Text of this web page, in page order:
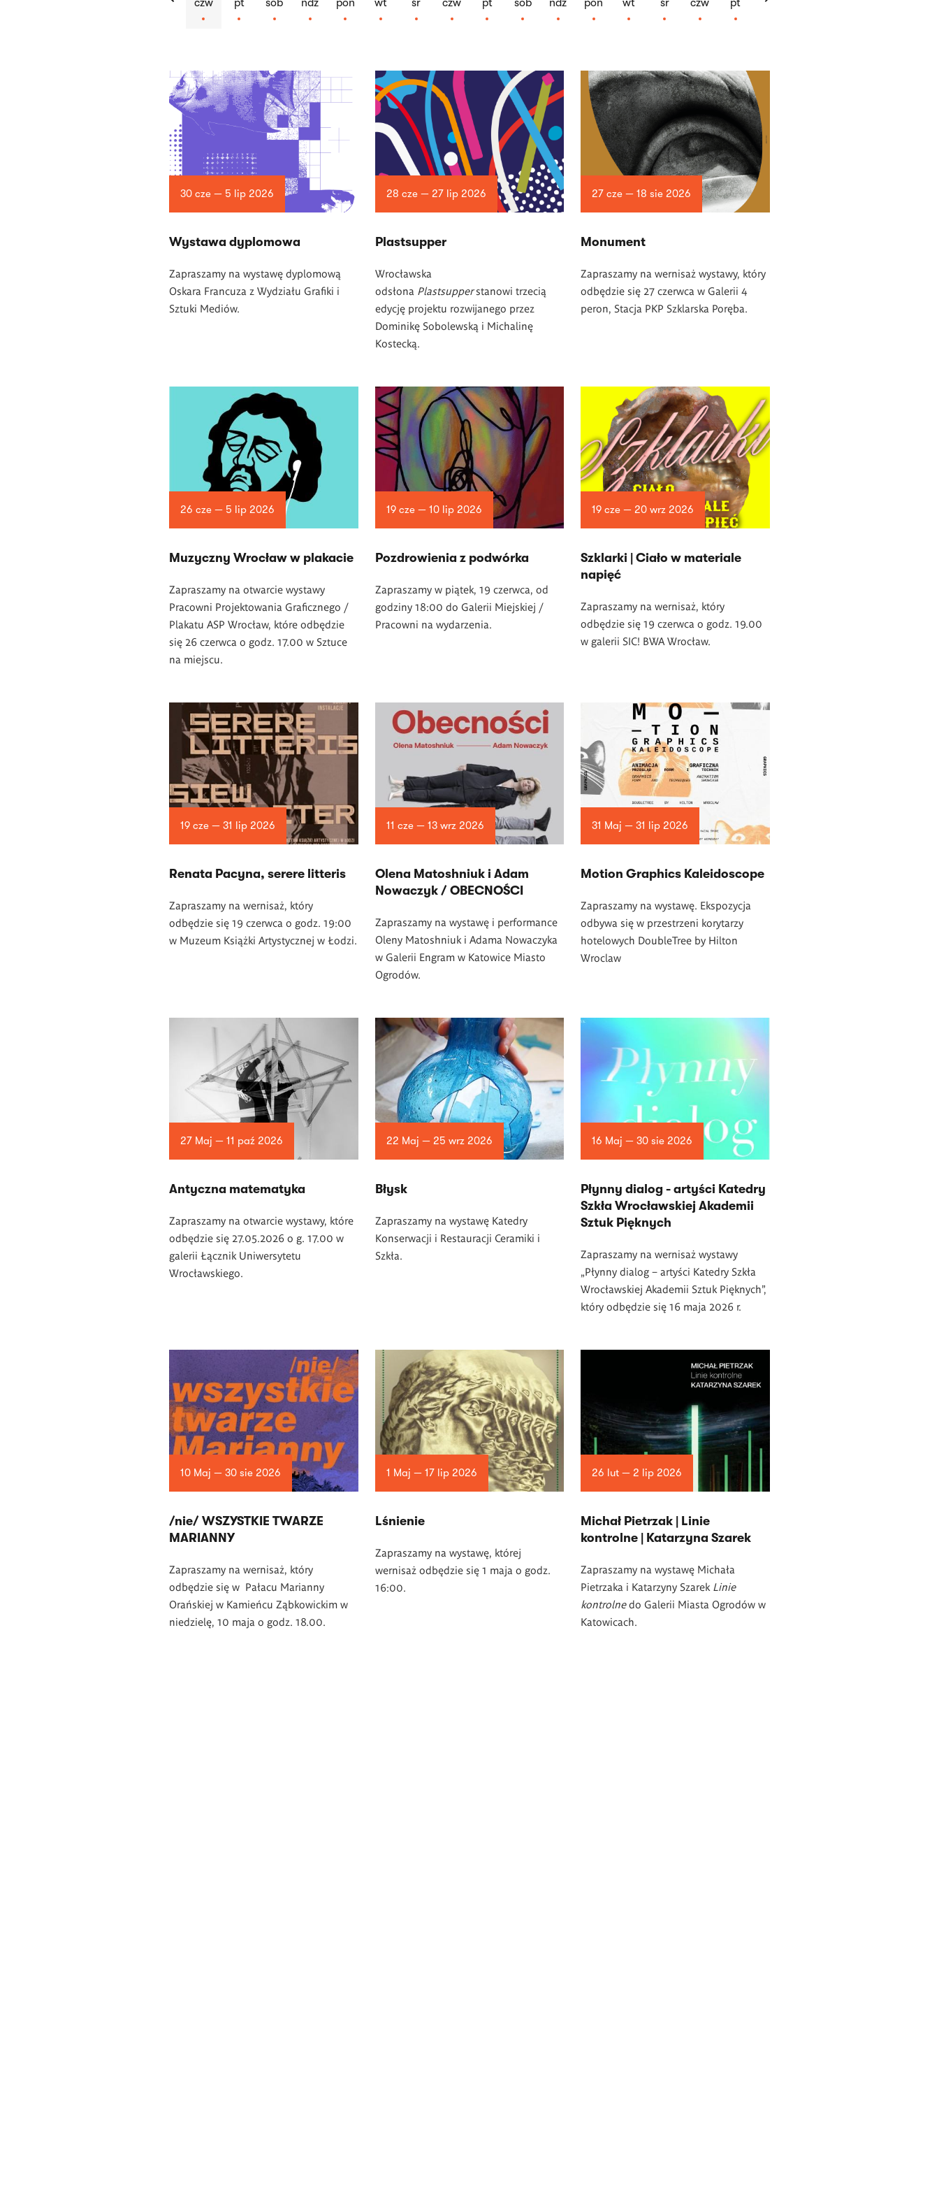
czw
pt
sob
ndz
pon
wt
śr
czw
pt
sob
ndz
pon
wt
śr
czw
pt
Lista
artykułów
30 cze — 5 lip 2026
Wystawa dyplomowa
Zapraszamy na wystawę dyplomową
Oskara Francuza z Wydziału Grafiki i
Sztuki Mediów.
28 cze — 27 lip 2026
Plastsupper
Wrocławska
odsłona Plastsupperstanowi trzecią
edycję projektu rozwijanego przez
Dominikę Sobolewską i Michalinę
Kostecką.
27 cze — 18 sie 2026
Monument
Zapraszamy na wernisaż wystawy, który
odbędzie się 27 czerwca w Galerii 4
peron, Stacja PKP Szklarska Poręba.
26 cze — 5 lip 2026
Muzyczny Wrocław w plakacie
Zapraszamy na otwarcie wystawy
Pracowni Projektowania Graficznego /
Plakatu ASP Wrocław, które odbędzie
się 26 czerwca o godz. 17.00 w Sztuce
na miejscu.
19 cze — 10 lip 2026
Pozdrowienia z podwórka
Zapraszamy w piątek, 19 czerwca, od
godziny 18:00 do Galerii Miejskiej /
Pracowni na wydarzenia.
19 cze — 20 wrz 2026
­Szklarki | Ciało w materiale
napięć
Zapraszamy na wernisaż, który
odbędzie się 19 czerwca o godz. 19.00
wgalerii SIC! BWA Wrocław.
19 cze — 31 lip 2026
Renata Pacyna, serere litteris
Zapraszamy na wernisaż, który
odbędzie się 19 czerwca o godz. 19:00
w Muzeum Książki Artystycznej w Łodzi.
11 cze — 13 wrz 2026
Olena Matoshniuk i Adam
Nowaczyk / OBECNOŚCI
Zapraszamy na wystawę i performance
Oleny Matoshniuk i Adama Nowaczyka
w Galerii Engram w Katowice Miasto
Ogrodów.
31 Maj — 31 lip 2026
Motion Graphics Kaleidoscope
Zapraszamy na wystawę. Ekspozycja
odbywa się w przestrzeni korytarzy
hotelowych DoubleTree by Hilton
Wroclaw
27 Maj — 11 paź 2026
Antyczna matematyka
Zapraszamy na otwarcie wystawy, które
odbędzie się 27.05.2026 o g. 17.00 w
galerii Łącznik Uniwersytetu
Wrocławskiego.
22 Maj — 25 wrz 2026
Błysk
Zapraszamy na wystawę Katedry
Konserwacji i Restauracji Ceramiki i
Szkła.
16 Maj — 30 sie 2026
Płynny dialog - artyści Katedry
Szkła Wrocławskiej Akademii
Sztuk Pięknych
Zapraszamy na wernisaż wystawy
„Płynny dialog – artyści Katedry Szkła
Wrocławskiej Akademii Sztuk Pięknych”,
który odbędzie się 16 maja 2026 r.
10 Maj — 30 sie 2026
/nie/ WSZYSTKIE TWARZE
MARIANNY
Zapraszamy na wernisaż, który
odbędzie się w Pałacu Marianny
Orańskiej w Kamieńcu Ząbkowickim w
niedzielę, 10 maja o godz. 18.00.
1 Maj — 17 lip 2026
Lśnienie
Zapraszamy na wystawę, której
wernisaż odbędzie się 1 maja o godz.
16:00.
26 lut — 2 lip 2026
Michał Pietrzak | Linie
kontrolne | Katarzyna Szarek
Zapraszamy na wystawę Michała
Pietrzaka i Katarzyny Szarek Linie
kontrolnedo Galerii Miasta Ogrodów w
Katowicach.